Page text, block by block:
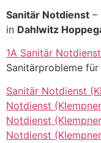
Sanitär Notdienst –
in Dahlwitz
1A Sanitär Notdienst
Sanitärprobleme
Sanitär Notdienst
Notdienst
Notdienst
Notdienst